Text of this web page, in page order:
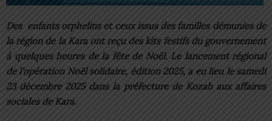
Des enfants orphelins et ceux issus des familles démunies de
la région de la Kara ont reçu des kits festifs du gouvernement
à quelques heures de la fête de Noël. Le lancement régional
de l’opération Noël solidaire, édition 2025, a eu lieu le samedi
23 décembre 2025 dans la préfecture de Kozah aux affaires
sociales de Kara.